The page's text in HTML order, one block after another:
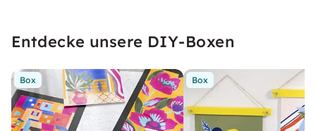
Entdecke unsere DIY-Boxen
Box Box